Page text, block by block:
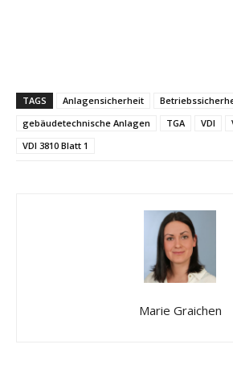
TAGS Anlagensicherheit
gebäudetechnische Anlagen
TGA VDI
VDI 3810 Blatt 1
Marie Graichen